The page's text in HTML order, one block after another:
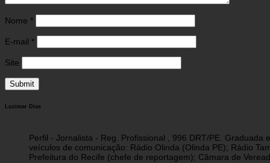
Nome *
E-mail *
Site
Luzimar Dias
Perfil - Jornalista - Reg. Profissional , 996 DRT/PE.
veículos de comunicação: Rádio Olinda (Olinda PE); Rádio
Prefeitura do Recife (chefe de reportagem); Câmara de